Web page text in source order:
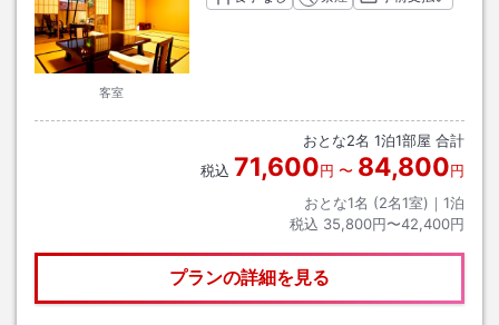
客室
おとな2名 1泊1部屋 合計
税込 71,600円 〜 84,800円
おとな1名 (2名1室)｜ 1泊
税込 35,800円〜42,400円
プランの詳細を見る